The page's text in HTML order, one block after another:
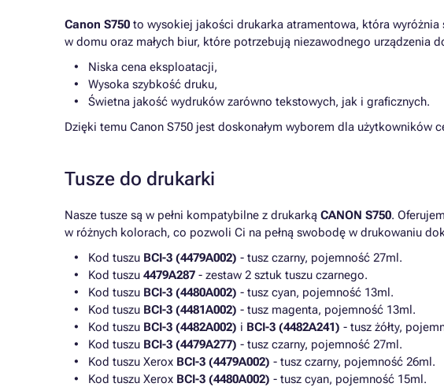
Canon S750 to wysokiej jakości drukarka atramentowa, która
w domu oraz małych biur, które potrzebują niezawodnego urządzenia
Niska cena eksploatacji,
Wysoka szybkość druku,
Świetna jakość wydruków zarówno tekstowych, jak i graficznych.
Dzięki temu Canon S750 jest doskonałym wyborem dla użytkowników
Tusze do drukarki
Nasze tusze są w pełni kompatybilne z drukarką CANON S750.
w różnych kolorach, co pozwoli Ci na pełną swobodę w drukowaniu
Kod tuszu BCI-3 (4479A002) - tusz czarny, pojemność 27ml.
Kod tuszu 4479A287 - zestaw 2 sztuk tuszu czarnego.
Kod tuszu BCI-3 (4480A002) - tusz cyan, pojemność 13ml.
Kod tuszu BCI-3 (4481A002) - tusz magenta, pojemność 13ml.
Kod tuszu BCI-3 (4482A002) i BCI-3 (4482A241) - tusz żółty,
Kod tuszu BCI-3 (4479A277) - tusz czarny, pojemność 27ml.
Kod tuszu Xerox BCI-3 (4479A002) - tusz czarny, pojemność 26ml.
Kod tuszu Xerox BCI-3 (4480A002) - tusz cyan, pojemność 15ml.